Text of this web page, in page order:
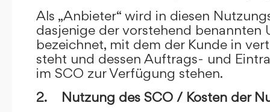
Als „Anbieter“ wird in diesen
dasjenige der vorstehend benannten
bezeichnet, mit dem der Kunde in
steht und dessen Auftrags- und
im SCO zur Verfügung stehen.
2. Nutzung des SCO / Kosten der